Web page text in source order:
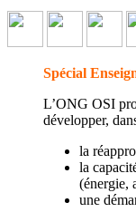
Spécial
L’ONG OSI
développer,
la
la
(énergie,
une